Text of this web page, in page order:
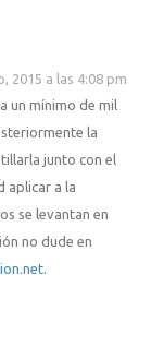
2015 a las 4:08 pm
un mínimo de mil
la
junto con el
aplicar a la
se levantan en
no dude en
.